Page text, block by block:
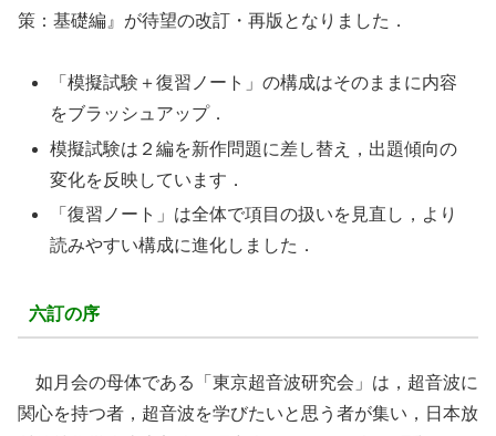
策：基礎編』が待望の改訂・再版となりました．
「模擬試験＋復習ノート」の構成はそのままに内容
をブラッシュアップ．
模擬試験は２編を新作問題に差し替え，出題傾向の
変化を反映しています．
「復習ノート」は全体で項目の扱いを見直し，より
読みやすい構成に進化しました．
六訂の序
如月会の母体である「東京超音波研究会」は，超音波に
関心を持つ者，超音波を学びたいと思う者が集い，日本放